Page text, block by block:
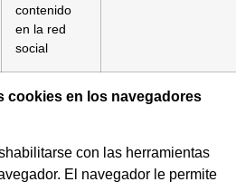
contenido
en la red
social
cookies en los navegadores
con las herramientas
El navegador le permite